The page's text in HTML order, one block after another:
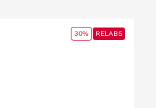
30% RELABS